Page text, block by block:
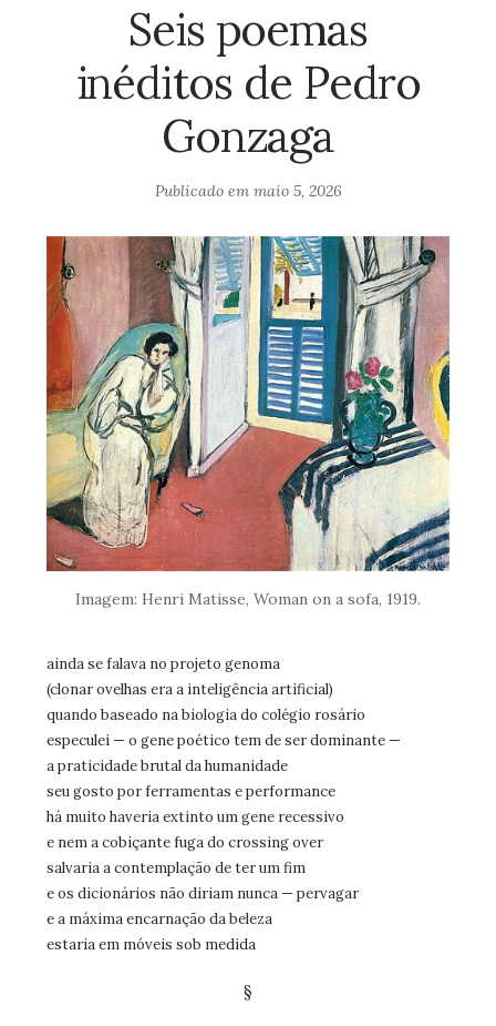
Seis poemas
inéditos de Pedro
Gonzaga
Publicado em maio 5, 2026
Imagem: Henri Matisse, Woman on a sofa, 1919.
ainda se falava no projeto genoma
(clonar ovelhas era a inteligência artificial)
quando baseado na biologia do colégio rosário
especulei — o gene poético tem de ser dominante —
a praticidade brutal da humanidade
seu gosto por ferramentas e performance
há muito haveria extinto um gene recessivo
e nem a cobiçante fuga do crossing over
salvaria a contemplação de ter um fim
e os dicionários não diriam nunca — pervagar
e a máxima encarnação da beleza
estaria em móveis sob medida
§